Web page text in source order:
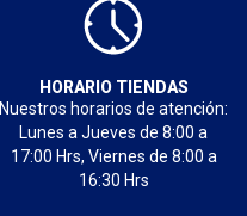
HORARIO TIENDAS
Nuestros horarios de atención:
Lunes a Jueves de 8:00 a
17:00 Hrs, Viernes de 8:00 a
16:30 Hrs